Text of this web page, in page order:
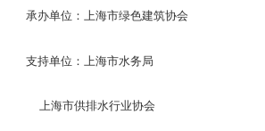
承办单位：上海市绿色建筑协会
支持单位：上海市水务局
上海市供排水行业协会